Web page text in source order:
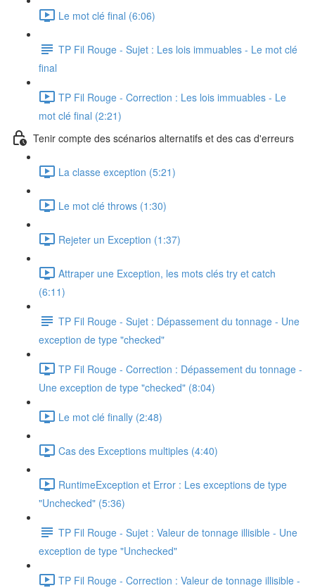
Le mot clé final (6:06)
TP Fil Rouge - Sujet : Les lois immuables - Le mot clé
final
TP Fil Rouge - Correction : Les lois immuables - Le
mot clé final (2:21)
Tenir compte des scénarios alternatifs et des cas d'erreurs
La classe exception (5:21)
Le mot clé throws (1:30)
Rejeter un Exception (1:37)
Attraper une Exception, les mots clés try et catch
(6:11)
TP Fil Rouge - Sujet : Dépassement du tonnage - Une
exception de type "checked"
TP Fil Rouge - Correction : Dépassement du tonnage -
Une exception de type "checked" (8:04)
Le mot clé finally (2:48)
Cas des Exceptions multiples (4:40)
RuntimeException et Error : Les exceptions de type
"Unchecked" (5:36)
TP Fil Rouge - Sujet : Valeur de tonnage illisible - Une
exception de type "Unchecked"
TP Fil Rouge - Correction : Valeur de tonnage illisible -